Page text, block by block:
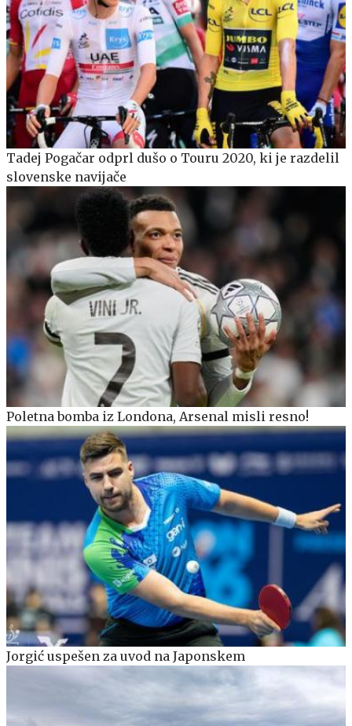
Tadej Pogačar odprl dušo o Touru 2020, ki je razdelil
slovenske navijače
Poletna bomba iz Londona, Arsenal misli resno!
Jorgić uspešen za uvod na Japonskem